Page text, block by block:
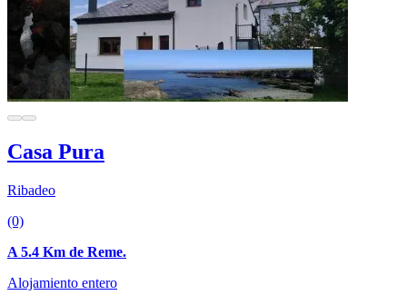
Casa Pura
Ribadeo
(0)
A 5.4 Km de Reme.
Alojamiento entero